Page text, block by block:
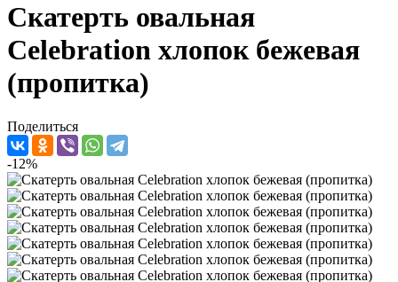
Скатерть овальная
Celebration хлопок бежевая
(пропитка)
Поделиться
-12%